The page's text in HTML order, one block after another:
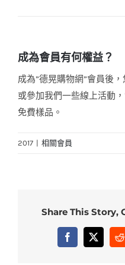
成為會員有何權益？
成為”德晃購物網”會員後
或參加我們一些線上活動
免費樣品。
2017 | 相關會員
Share This Story,
Facebook
X